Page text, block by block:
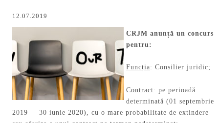
12.07.2019
CRJM anunță un concurs
pentru:
Funcția: Consilier juridic;
Contract: pe perioadă
determinată (01 septembrie
2019 – 30 iunie 2020), cu o mare probabilitate de extindere